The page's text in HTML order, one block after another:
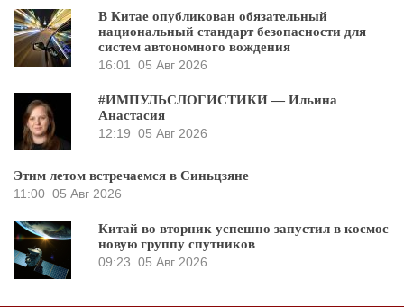
В Китае опубликован обязательный
национальный стандарт безопасности для
систем автономного вождения
16:01
05 Авг 2026
#ИМПУЛЬСЛОГИСТИКИ — Ильина
Анастасия
12:19 05 Авг 2026
Этим летом встречаемся в Синьцзяне
11:00 05 Авг 2026
Китай во вторник успешно запустил в космос
новую группу спутников
09:23 05 Авг 2026